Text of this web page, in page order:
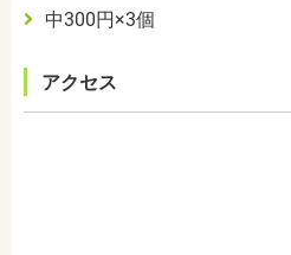
中300円 ×3個
アクセス